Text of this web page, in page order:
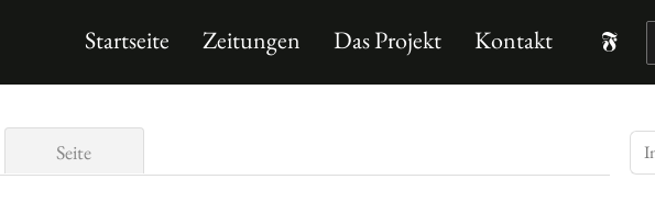
Startseite Zeitungen Das Projekt Kontakt
Seite